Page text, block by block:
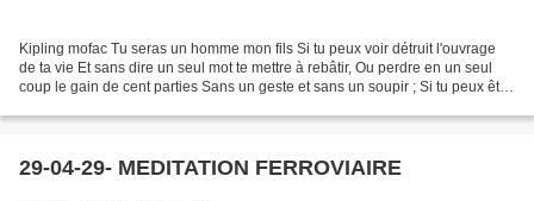
Kipling mofac Tu seras un homme mon fils Si tu peux voir détruit l'ouvrage
de ta vie Et sans dire un seul mot te mettre à rebâtir, Ou perdre en un seul
coup le gain de cent parties Sans un geste et sans un soupir ; Si tu peux être
29-04-29- MEDITATION FERROVIAIRE